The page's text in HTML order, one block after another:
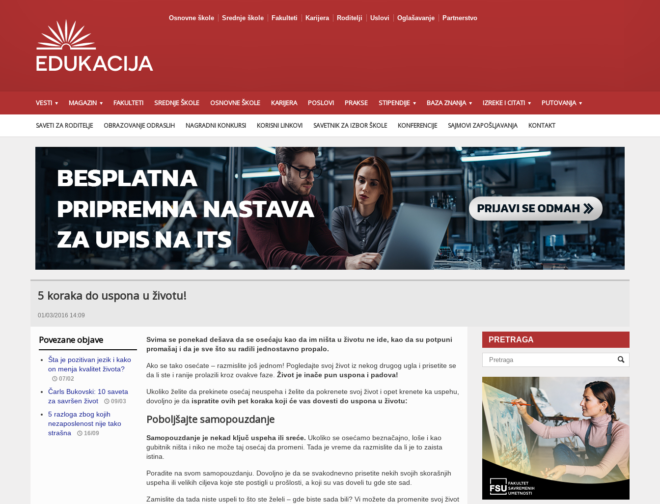
Osnovne škole Srednje škole Fakulteti Karijera Roditelji Uslovi Oglašavanje Partnerstvo
VESTI MAGAZIN FAKULTETI SREDNJE ŠKOLE OSNOVNE ŠKOLE KARIJERA POSLOVI PRAKSE STIPENDIJE BAZA ZNANJA IZREKE I CITATI PUTOVANJA
SAVETI ZA RODITELJE OBRAZOVANJE ODRASLIH NAGRADNI KONKURSI KORISNI LINKOVI SAVETNIK ZA IZBOR ŠKOLE KONFERENCIJE SAJMOVI ZAPOŠLJAVANJA KONTAKT
5 koraka do uspona u životu!
01/03/2016 14:09
Povezane objave
Šta je pozitivan jezik i kako
on menja kvalitet života?
07/02
Čarls Bukovski: 10 saveta
za savršen život
09/03
5 razloga zbog kojih
nezaposlenost nije tako
strašna
16/09
Svima se ponekad dešava da se osećaju kao da im ništa u životu ne ide, kao da su potpuni
promašaj i da je sve što su radili jednostavno propalo.
Ako se tako osećate – razmislite još jednom! Pogledajte svoj život iz nekog drugog ugla i prisetite se
da li ste i ranije prolazili kroz ovakve faze. Život je inače pun uspona i padova!
Ukoliko želite da prekinete osećaj neuspeha i želite da pokrenete svoj život i opet krenete ka uspehu,
dovoljno je da ispratite ovih pet koraka koji će vas dovesti do uspona u životu:
Poboljšajte samopouzdanje
Samopouzdanje je nekad ključ uspeha ili sreće. Ukoliko se osećamo beznačajno, loše i kao
gubitnik ništa i niko ne može taj osećaj da promeni. Tada je vreme da razmislite da li je to zaista
istina.
Poradite na svom samopouzdanju. Dovoljno je da se svakodnevno prisetite nekih svojih skorašnjih
uspeha ili velikih ciljeva koje ste postigli u prošlosti, a koji su vas doveli tu gde ste sad.
Zamislite da tada niste uspeli to što ste želeli – gde biste sada bili? Vi možete da promenite svoj život
PRETRAGA